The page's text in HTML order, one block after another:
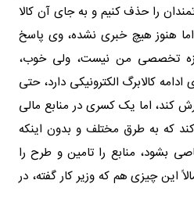
را حذف کنیم و به جای آن کالا
اما هنوز هیچ خبری نشده، وی پاسخ
تخصصی من نیست، ولی خوب،
کالابرگ الکترونیکی دارد،‌ حتی
کند، اما یک کسری در منابع مالی
که به طرق مختلف و بدون اینکه
بشود، منابع را تامین و طرح را
این چیزی هم که وزیر کار گفته، در